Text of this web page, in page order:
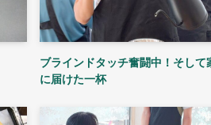
ブラインドタッチ奮闘中！そして
に届けた一杯